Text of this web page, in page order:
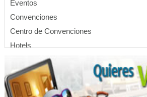
Eventos
Convenciones
Centro de Convenciones
Hotels
Hotelería
Hostales